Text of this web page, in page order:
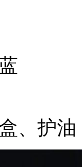
、护油